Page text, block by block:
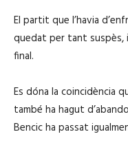
El partit que l’havia
quedat per tant suspès,
final.
Es dóna la coincidència
també ha hagut
Bencic ha passat